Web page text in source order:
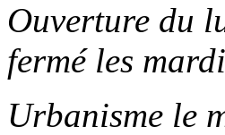
Ouverture du
fermé les
Urbanisme le